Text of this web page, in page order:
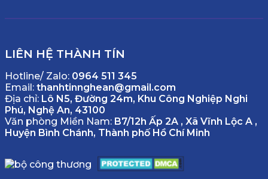
LIÊN HỆ THÀNH TÍN
Hotline/ Zalo: 0964 511 345
Email: thanhtinnghean@gmail.com
Địa chỉ: Lô N5, Đường 24m, Khu Công Nghiệp Nghi
Phú, Nghệ An, 43100
Văn phòng Miền Nam: B7/12h Ấp 2A , Xã Vĩnh Lộc A ,
Huyện Bình Chánh, Thành phố Hồ Chí Minh